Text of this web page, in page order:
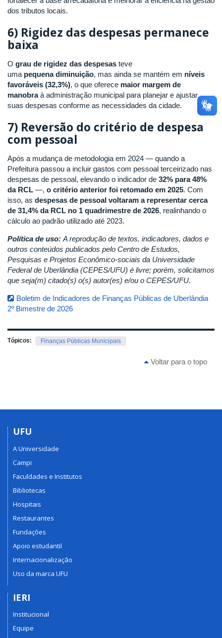
dos tributos locais.
6) Rigidez das despesas permanece
baixa
O grau de rigidez das despesas teve
uma pequena diminuição, mas ainda se mantém em níveis
favoráveis (32,3%), o que oferece maior margem de
manobraà administração municipal para planejar e ajustar
suas despesas conforme as necessidades da cidade.
7) Reversão do critério de despesa
com pessoal
Após a mudança de metodologia em 2024 — quando a
Prefeitura passou a incluir gastos com pessoal terceirizado nas
despesas de pessoal, elevando o indicador de 32% para 48%
da RCL —, o critério anterior foi retomado em 2025. Com
isso, as despesas de pessoal voltaram a representar cerca
de 31,4% da RCL no 1 quadrimestre de 2026, realinhando o
cálculo ao padrão utilizado até 2023.
Política de uso: A reprodução de textos, indicadores, dados e
outros conteúdos publicados pelo Centro de Estudos,
Pesquisas e Projetos Econômico-sociais da Universidade
Federal de Uberlândia (CEPES/UFU) é livre; porém, solicitamos
que seja(m) citado(s) o(s) autor(es) e/ou o CEPES/UFU.
Boletim de Indicadores de Finanças Públicas de Uberlândia
2º Bimestre de 2026
Tópicos: Finanças Públicas Municipais
Voltar para o topo
UFU
A Universidade
Campi
Faculdades e Institutos
Bibliotecas
Hospitais
Restaurantes
Fundações
Apoio estudantil
Internacionalização
Uso da marca UFU
IERI
Institucional
Equipe